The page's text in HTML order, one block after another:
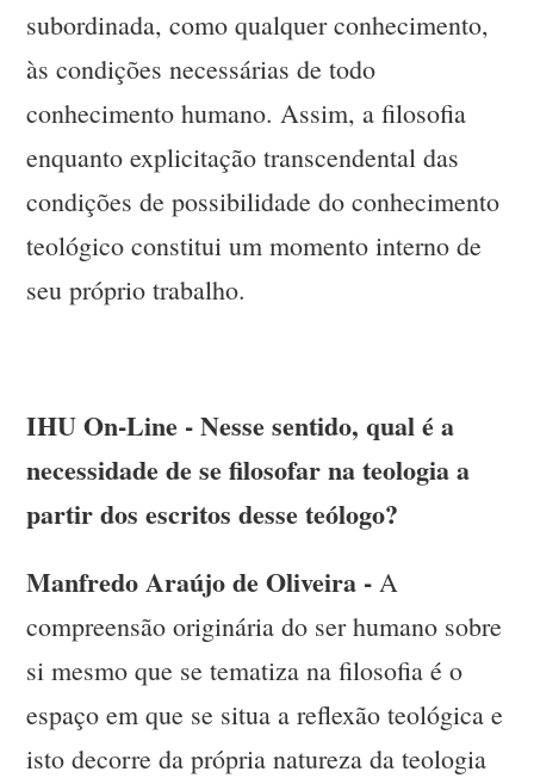
subordinada, como qualquer conhecimento,
às condições necessárias de todo
conhecimento humano. Assim, a filosofia
enquanto explicitação transcendental das
condições de possibilidade do conhecimento
teológico constitui um momento interno de
seu próprio trabalho.
IHU On-Line - Nesse sentido, qual é a
necessidade de se filosofar na teologia a
partir dos escritos desse teólogo?
Manfredo Araújo de Oliveira - A
compreensão originária do ser humano sobre
si mesmo que se tematiza na filosofia é o
espaço em que se situa a reflexão teológica e
isto decorre da própria natureza da teologia